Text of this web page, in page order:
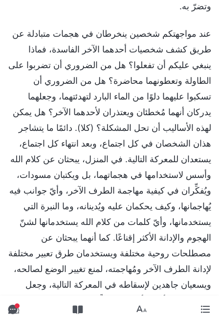
وتضرّ به.
عند مواجهتكم شخصين ينخرطان في هجمات متبادلة عن
طريق كشف شخصيات أحدهما الآخر الفاسدة، فماذا
ينبغي عليكم أن تفعلوا؟ هل من الضروري أن تضربوا على
الطاولة وتعطونهما محاضرة؟ هل من الضروري أن
تسكبوا عليهما دلوًا من الماء البارد لتهدئتهما، وجعلهما
يدركان أنهما مُخطئان ويعتذران لأحدهما الآخر؟ هل يمكن
لهذه الأساليب أن تحل المشكلة؟ (كلا). دائمًا ما يتشاجر
هذان الشخصان في كل اجتماع، وبعد انتهاء كل اجتماع،
يستعدان للمعركة التالية. في المنزل، يبحثان عن كلام الله
وأسس لاستخدامها في هجماتهما، بل ويكتبان مسودات،
ويُفكِّران في كيفية مهاجمة الطرف الآخر، وأيّ جوانب فيه
يُهاجمانها، وكيف يحكمان عليه ويُدينانه، وما النبرة التي
يستخدمانها، وأيّ كلمات من كلام الله يستخدمانها لشنّ
الهجوم والإدانة الأكثر إقناعًا. كما أنهما يبحثان عن
مصطلحات روحية مختلفة ويستخدمان طرق تعبير مختلفة
لإدانة الطرف الآخر ومُهاجمته، لمنع تغيير الوضع لصالحه،
ويسعيان جاهدين لإسقاطه في المعركة التالية، وجعل
السلوكيات تنتمي إلى الانخراط في هجمات متبادلة